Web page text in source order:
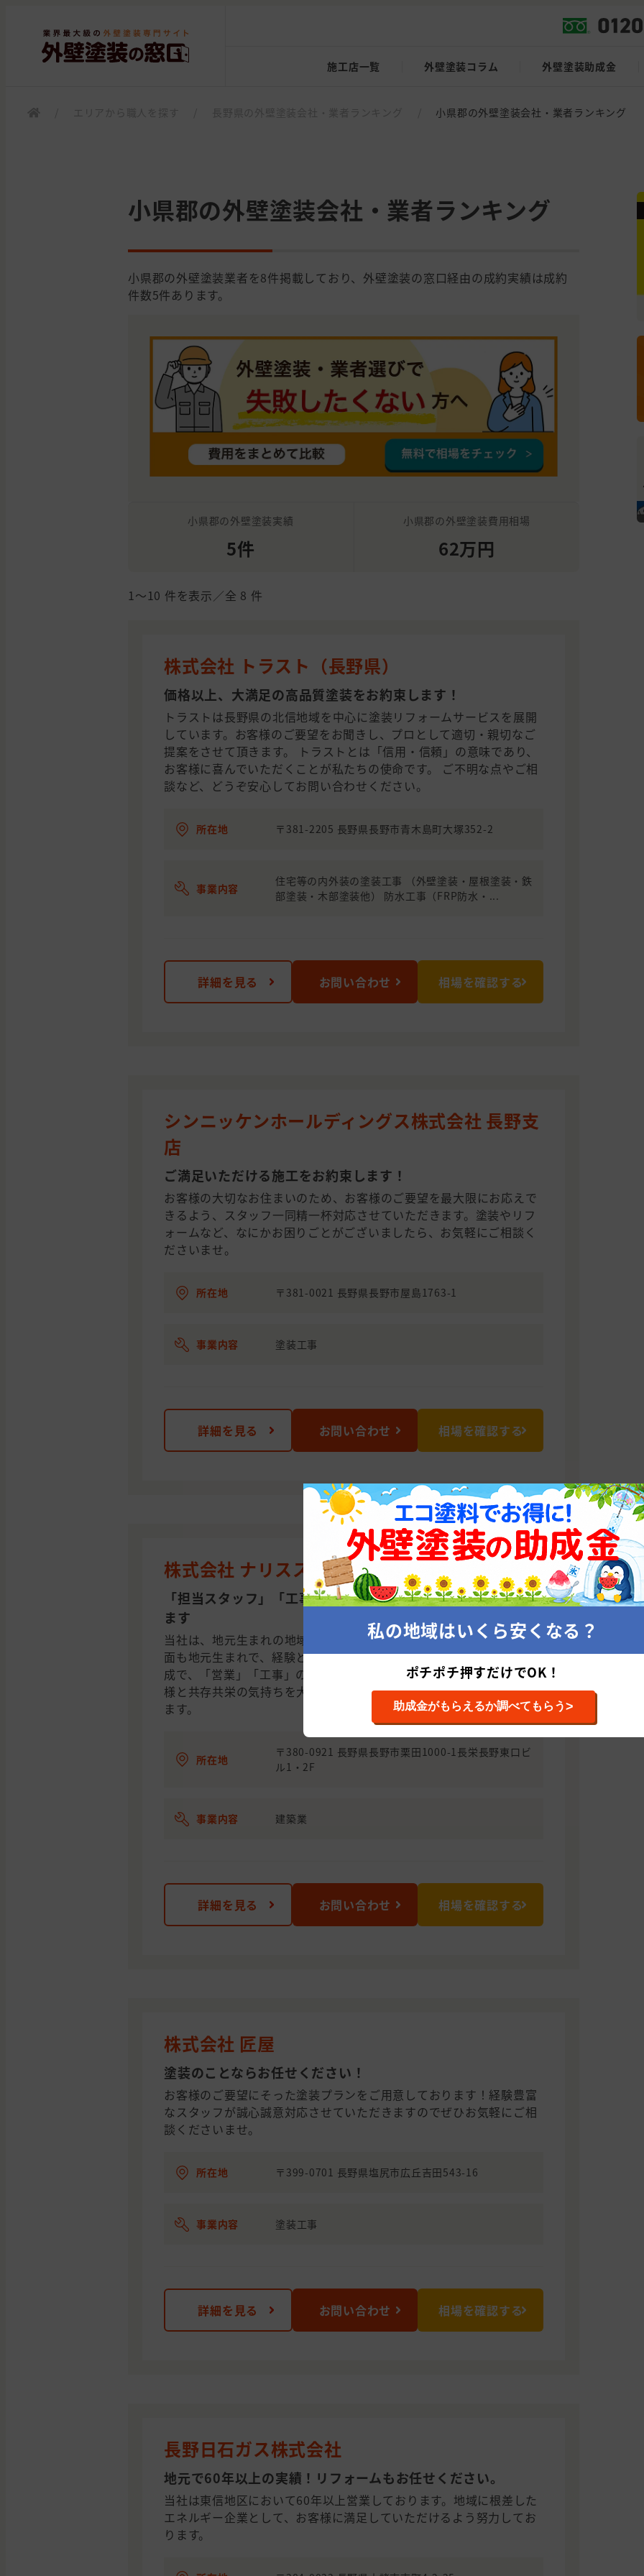
施工店一覧 外壁塗装コラム 外壁塗装助成金
小県郡の外壁塗装会社・業者ランキング
小県郡の外壁塗装会社・業者ランキング
小県郡の外壁塗装業者を8件掲載しており、外壁塗装の窓口経由の成約実績は成約
件数5件あります。
小県郡の外壁塗装実績
5件
小県郡の外壁塗装費用相場
62万円
1〜10 件を表示／全 8 件
株式会社 トラスト（長野県）
価格以上、大満足の高品質塗装をお約束します！
トラストは長野県の北信地域を中心に塗装リフォームサービスを展開
しています。お客様のご要望をお聞きし、プロとして適切・親切なご
提案をさせて頂きます。 トラストとは「信用・信頼」の意味であり、
お客様に喜んでいただくことが私たちの使命です。 ご不明な点やご相
談など、どうぞ安心してお問い合わせください。
所在地 〒381-2205 長野県長野市青木島町大塚352-2
事業内容
住宅等の内外装の塗装工事 （外壁塗装・屋根塗装・鉄
部塗装・木部塗装他） 防水工事（FRP防水・...
詳細を見る お問い合わせ 相場を確認する
シンニッケンホールディングス株式会社 長野支
店
ご満足いただける施工をお約束します！
お客様の大切なお住まいのため、お客様のご要望を最大限にお応えで
きるよう、スタッフ一同精一杯対応させていただきます。塗装やリフ
ォームなど、なにかお困りごとがございましたら、お気軽にご相談く
ださいませ。
所在地 〒381-0021 長野県長野市屋島1763-1
事業内容 塗装工事
詳細を見る お問い合わせ 相場を確認する
株式会社 ナリススタイル 長野支店
「担当スタッフ」「工事の品質」「値段」の3つに自信があり
ます
当社は、地元生まれの地域に密着した営業担当スタッフ、そして工事
面も地元生まれで、経験と知識が豊富な資格取得の工事スタッフの構
成で、「営業」「工事」の両方に拘りを持った会社です。地元のお客
様と共存共栄の気持ちを大切に考えておりますので宜しくお願い致し
ます。
所在地
〒380-0921 長野県長野市栗田1000-1長栄長野東口ビ
ル1・2F
事業内容 建築業
詳細を見る お問い合わせ 相場を確認する
株式会社 匠屋
塗装のことならお任せください！
お客様のご要望にそった塗装プランをご用意しております！経験豊富
なスタッフが誠心誠意対応させていただきますのでぜひお気軽にご相
談くださいませ。
所在地 〒399-0701 長野県塩尻市広丘吉田543-16
事業内容 塗装工事
詳細を見る お問い合わせ 相場を確認する
長野日石ガス株式会社
地元で60年以上の実績！リフォームもお任せください。
当社は東信地区において60年以上営業しております。地域に根差した
エネルギー企業として、お客様に満足していただけるよう努力してお
ります。
私の地域はいくら安くなる？
ポチポチ押すだけでOK！
助成金がもらえるか調べてもらう>